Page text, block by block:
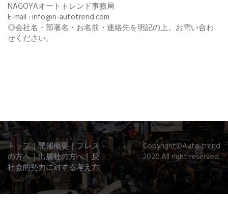
NAGOYAオートトレンド事務局
E-mail : info@n-autotrend.com
◎会社名・部署名・お名前・連絡先を明記の上、お問い合わ
せください。
トップ｜開催概要｜プレス
の方へ｜出展社の方へ｜反
社会的勢力に対する考え方
Copyright©Auto trend
2020.All right reserved.